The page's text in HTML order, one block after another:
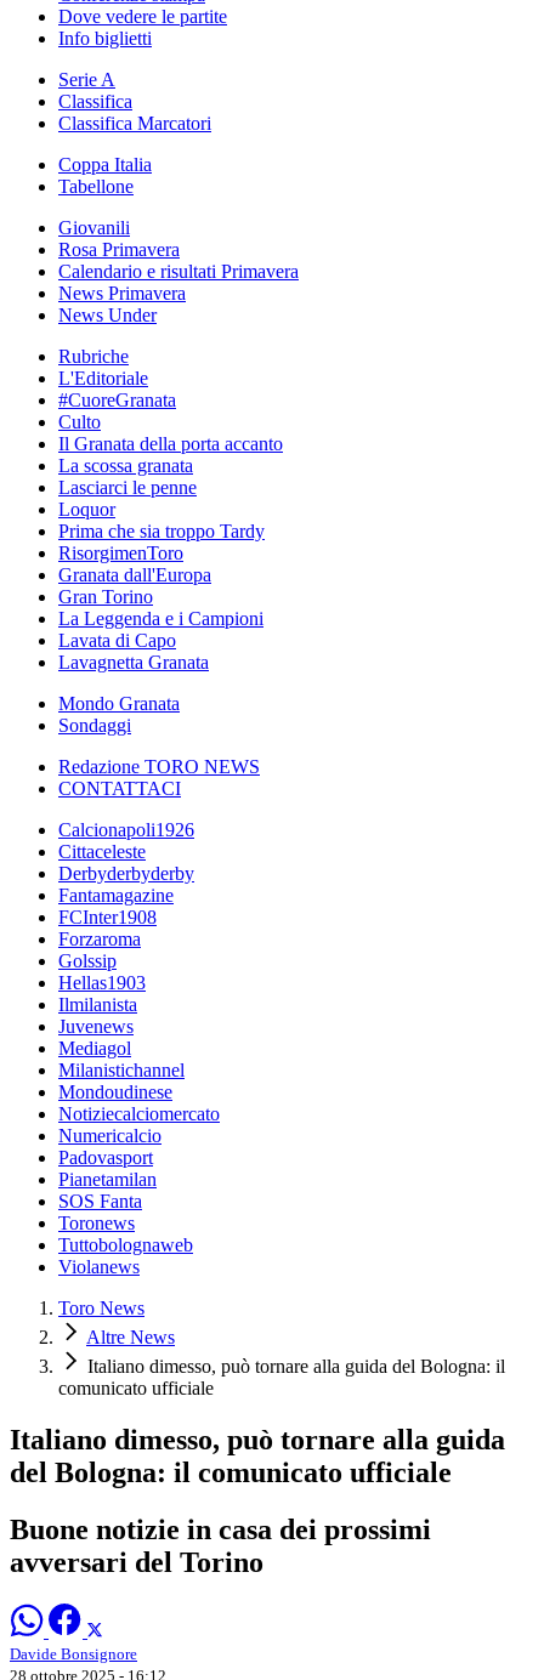
Dove vedere le partite
Info biglietti
Serie A
Classifica
Classifica Marcatori
Coppa Italia
Tabellone
Giovanili
Rosa Primavera
Calendario e risultati Primavera
News Primavera
News Under
Rubriche
L'Editoriale
#CuoreGranata
Culto
Il Granata della porta accanto
La scossa granata
Lasciarci le penne
Loquor
Prima che sia troppo Tardy
RisorgimenToro
Granata dall'Europa
Gran Torino
La Leggenda e i Campioni
Lavata di Capo
Lavagnetta Granata
Mondo Granata
Sondaggi
Redazione TORO NEWS
CONTATTACI
Calcionapoli1926
Cittaceleste
Derbyderbyderby
Fantamagazine
FCInter1908
Forzaroma
Golssip
Hellas1903
Ilmilanista
Juvenews
Mediagol
Milanistichannel
Mondoudinese
Notiziecalciomercato
Numericalcio
Padovasport
Pianetamilan
SOS Fanta
Toronews
Tuttobolognaweb
Violanews
Toro News
Altre News
Italiano dimesso, può tornare alla guida del Bologna: il
comunicato ufficiale
Italiano dimesso, può tornare alla guida
del Bologna: il comunicato ufficiale
Buone notizie in casa dei prossimi
avversari del Torino
Davide Bonsignore
28 ottobre 2025 - 16:12